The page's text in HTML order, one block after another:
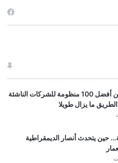
المغرب ضمن أفضل 100 منظومة للشركات الناشئة
ما يزال طويلا
حين يتحدث أنصار الديمقراطية